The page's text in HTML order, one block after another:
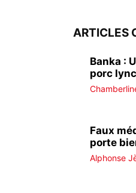
ARTICLES
Banka :
porc
Faux
porte
Alphonse